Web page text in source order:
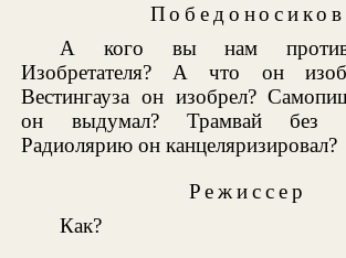
Победоносиков
А кого вы нам
Изобретателя? А что он
Вестингауза он изобрел?
он выдумал? Трамвай без
Радиолярию он канцеляризировал?
Режиссер
Как?